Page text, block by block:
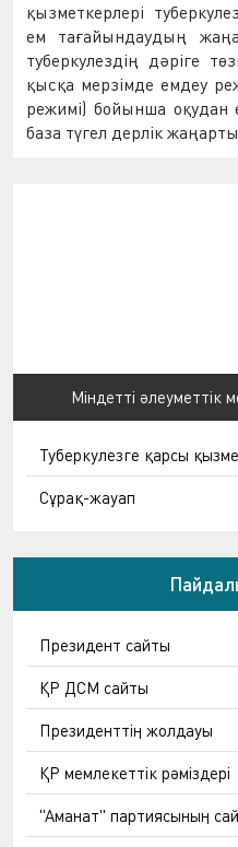
қызметкерлері
ем тағайындаудың
туберкулездің дәріге
қысқа мерзімде емдеу
режимі) бойынша оқудан
база түгел дерлік
Міндетті әлеуметтік
Туберкулезге қарсы
Сұрақ-жауап
Президент сайты
ҚР ДСМ сайты
Президенттің жолдауы
ҚР мемлекеттік рәміздері
"Аманат" партиясының